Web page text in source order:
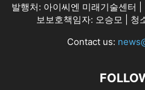
발행처: 아이씨엔 미래기술센터
보보호책임자: 오승모 | 청
Contact us: